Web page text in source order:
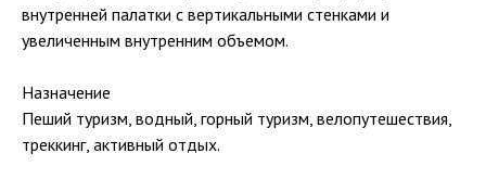
внутренней палатки с вертикальными стенками и
увеличенным внутренним объемом.
Назначение
Пеший туризм, водный, горный туризм, велопутешествия,
треккинг, активный отдых.